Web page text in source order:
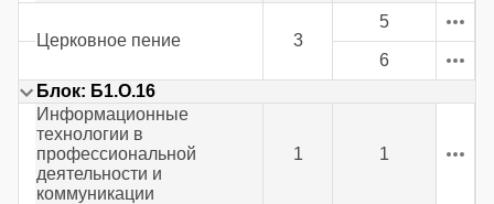
Церковное пение 3
5
6
Блок: Б1.О.16
Информационные
технологии в
профессиональной
деятельности и
коммуникации
1 1